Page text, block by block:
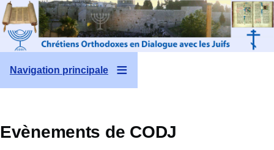
Aller au contenu principal
Navigation principale
Evènements de CODJ